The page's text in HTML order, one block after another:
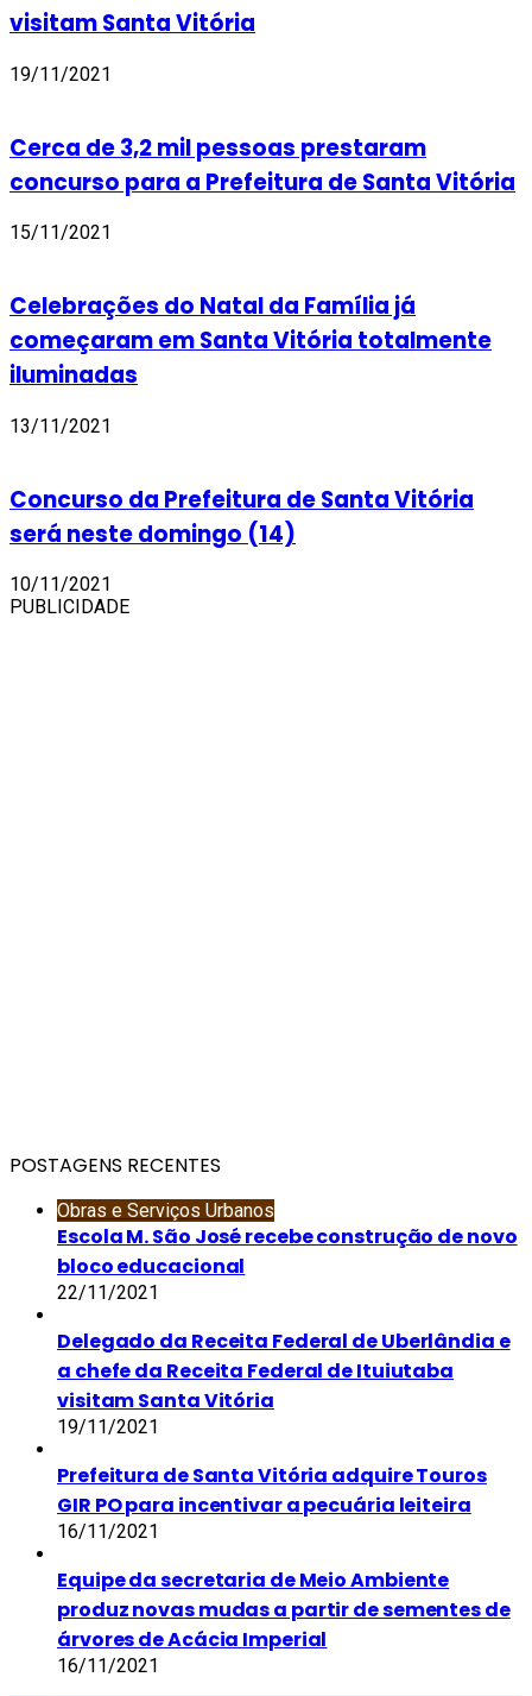
visitam Santa Vitória
19/11/2021
Cerca de 3,2 mil pessoas prestaram
concurso para a Prefeitura de Santa Vitória
15/11/2021
Celebrações do Natal da Família já
começaram em Santa Vitória totalmente
iluminadas
13/11/2021
Concurso da Prefeitura de Santa Vitória
será neste domingo (14)
10/11/2021
PUBLICIDADE
POSTAGENS RECENTES
Obras e Serviços Urbanos
Escola M. São José recebe construção de novo
bloco educacional
22/11/2021
Delegado da Receita Federal de Uberlândia e
a chefe da Receita Federal de Ituiutaba
visitam Santa Vitória
19/11/2021
Prefeitura de Santa Vitória adquire Touros
GIR PO para incentivar a pecuária leiteira
16/11/2021
Equipe da secretaria de Meio Ambiente
produz novas mudas a partir de sementes de
árvores de Acácia Imperial
16/11/2021